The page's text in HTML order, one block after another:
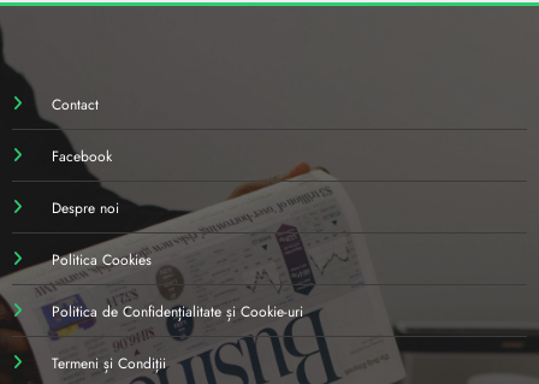
Contact
Facebook
Despre noi
Politica Cookies
Politica de Confidențialitate și Cookie-uri
Termeni și Condiții